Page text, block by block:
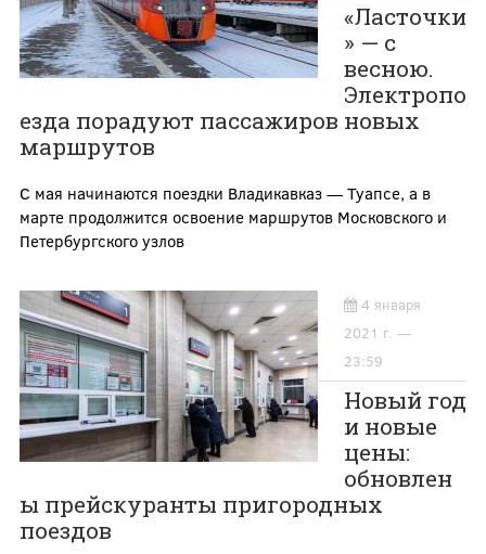
«Ласточки
» — с
весною.
Электропо
езда порадуют пассажиров новых
маршрутов
С мая начинаются поездки Владикавказ — Туапсе, а в
марте продолжится освоение маршрутов Московского и
Петербургского узлов
4 января
2021 г. —
23:59
Новый год
и новые
цены:
обновлен
ы прейскуранты пригородных
поездов